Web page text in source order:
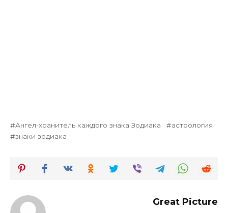
Ангел-хранитель каждого знака Зодиака
астрология
знаки зодиака
Great Picture